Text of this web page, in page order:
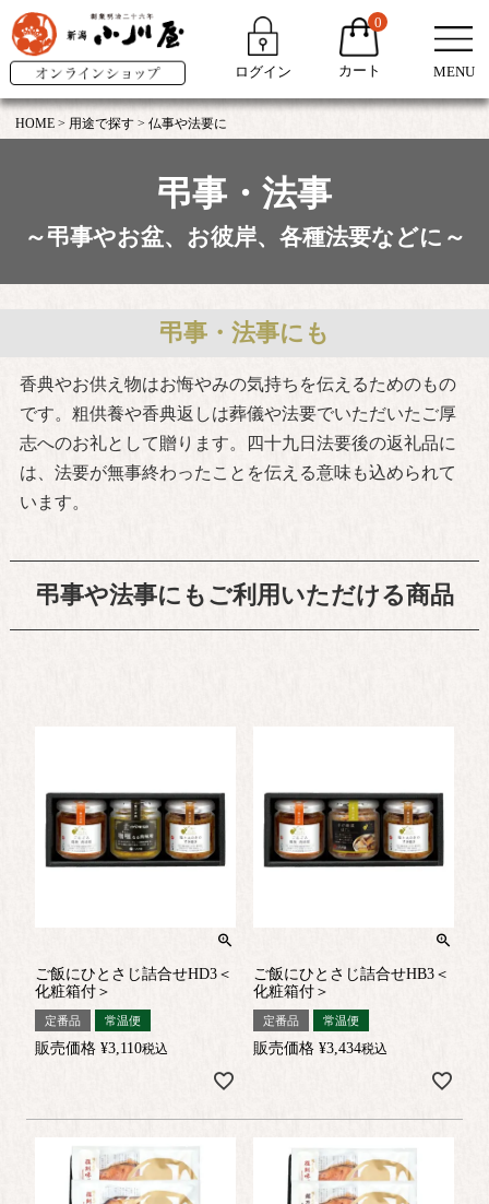
ログイン
0
カート MENU
HOME 用途で探す 仏事や法要に
弔事・法事
～弔事やお盆、お彼岸、各種法要などに～
弔事・法事にも
香典やお供え物はお悔やみの気持ちを伝えるためのもの
です。粗供養や香典返しは葬儀や法要でいただいたご厚
志へのお礼として贈ります。
四十九日法要後の返礼品に
は、法要が無事終わったことを伝える意味も込められて
います。
弔事や法事にもご利用いただける商品
ご飯にひとさじ詰合せHD3＜
化粧箱付＞
定番品 常温便
販売価格 ¥3,110税込
ご飯にひとさじ詰合せHB3＜
化粧箱付＞
定番品 常温便
販売価格 ¥3,434税込